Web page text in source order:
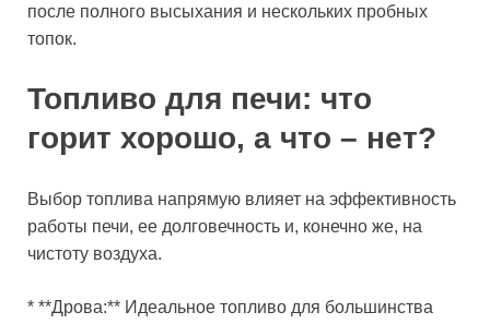
после полного высыхания и нескольких пробных
топок.
Топливо для печи: что
горит хорошо, а что – нет?
Выбор топлива напрямую влияет на эффективность
работы печи, ее долговечность и, конечно же, на
чистоту воздуха.
* **Дрова:** Идеальное топливо для большинства